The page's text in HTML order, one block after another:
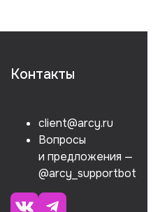
Контакты
client@arcy.ru
Вопросы
и предложения —
@arcy_supportbot